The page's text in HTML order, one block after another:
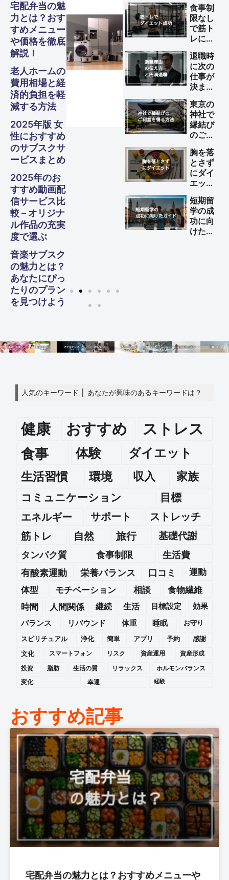
宅配弁当の魅
力とは？おす
すめメニュー
や価格を徹底
解説！
老人ホームの
費用相場と経
済的負担を軽
減する方法
2025年版 女
性におすすめ
のサブスクサ
ービスまとめ
2025年のお
すすめ動画配
信サービス比
較 – オリジナ
ル作品の充実
度で選ぶ
音楽サブスク
の魅力とは？
あなたにぴっ
たりのプラン
を見つけよう
ガジェ
ット
スピリ
チュア
ビジネ
ス
ファイ
ナンス
グル
メ・フ
旅行
美容・
健康
Other
S
ガジェ
ット
スピリ
チュア
ビジネ
ス
ファイ
ナンス
グル
メ・フ
旅行
美容・
健康
Other
S
ガジェ
ット
スピリ
チュア
ビジネ
ス
ファイ
ナンス
グル
メ・フ
旅行
美容・
健康
Other
S
食事制
限なし
で筋ト
レによ
エット
を成功
させる
方法
退職時
に次の
仕事が
決まっ
い理由
の伝え
方と円
満退職
のため
のポイ
ント
東京の
神社で
縁結び
のご利
る方法
胸を落
とさず
にダイ
エット
法
短期留
学の成
功に向
けた完
人気のキーワード │ あなたが興味のあるキーワードは？
健康 おすすめ ストレス
食事 体験
ダイエット
生活習慣
環境 収入 家族
コミュニケーション
目標
エネルギー
サポート
ストレッチ
筋トレ
自然 旅行 基礎代謝
タンパク質 食事制限
生活費
有酸素運動
栄養バランス 口コミ
運動
体型
モチベーション 相談
食物繊維
時間
人間関係 継続 生活 目標設定
効果
バランス
リバウンド 体重 睡眠
お守り
スピリチュアル
浄化 簡単 アプリ 予約
感謝
文化
スマートフォン リスク 資産運用
資産形成
投資
脂肪 生活の質 リラックス
ホルモンバランス
変化
幸運 経験
おすすめ記事
宅配弁当の魅力とは？おすすめメニューや